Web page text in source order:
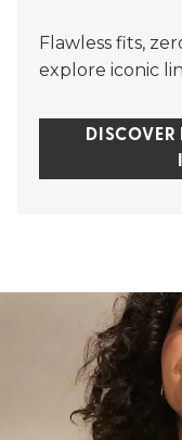
Flawless fits,
explore iconic
DISCOVER